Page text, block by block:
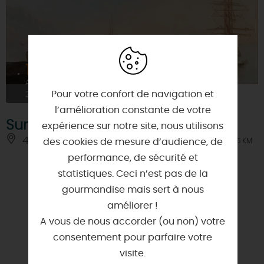
AOÛT
Sur le pont !
45200 - MONTARGIS À 3.5 KM
Pour votre confort de navigation et
l’amélioration constante de votre
expérience sur notre site, nous utilisons
des cookies de mesure d’audience, de
performance, de sécurité et
statistiques. Ceci n’est pas de la
gourmandise mais sert à nous
améliorer !
A vous de nous accorder (ou non) votre
consentement pour parfaire votre
visite.